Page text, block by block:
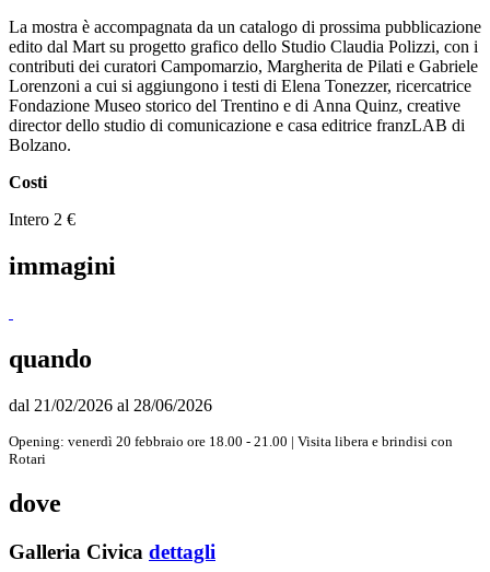
La mostra è accompagnata da un catalogo di prossima pubblicazione
edito dal Mart su progetto grafico dello Studio Claudia Polizzi, con i
contributi dei curatori Campomarzio, Margherita de Pilati e Gabriele
Lorenzoni a cui si aggiungono i testi di Elena Tonezzer, ricercatrice
Fondazione Museo storico del Trentino e di Anna Quinz, creative
director dello studio di comunicazione e casa editrice franzLAB di
Bolzano.
Costi
Intero 2 €
immagini
quando
dal 21/02/2026 al 28/06/2026
Opening: venerdì 20 febbraio ore 18.00 - 21.00 | Visita libera e brindisi con
Rotari
dove
Galleria Civica dettagli